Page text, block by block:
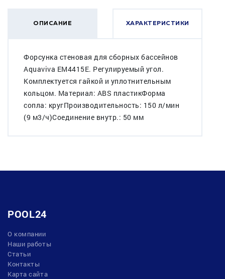
ОПИСАНИЕ ХАРАКТЕРИСТИКИ
Форсунка стеновая для сборных бассейнов
Aquaviva EM4415E. Регулируемый угол.
Комплектуется гайкой и уплотнительным
кольцом. Материал: ABS пластикФорма
сопла: кругПроизводительность: 150 л/мин
(9 м3/ч)Соединение внутр.: 50 мм
POOL24
О компании
Наши работы
Статьи
Контакты
Карта сайта